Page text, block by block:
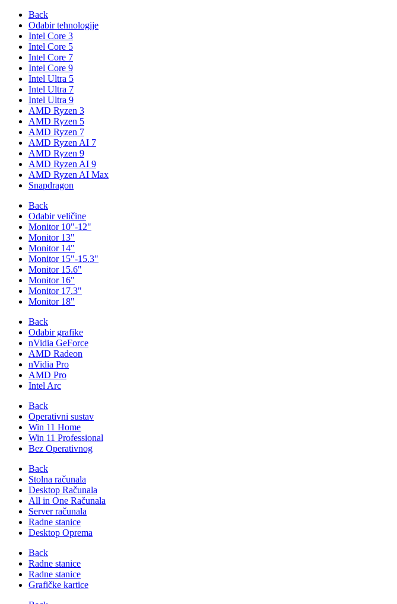
Back
Odabir tehnologije
Intel Core 3
Intel Core 5
Intel Core 7
Intel Core 9
Intel Ultra 5
Intel Ultra 7
Intel Ultra 9
AMD Ryzen 3
AMD Ryzen 5
AMD Ryzen 7
AMD Ryzen AI 7
AMD Ryzen 9
AMD Ryzen AI 9
AMD Ryzen AI Max
Snapdragon
Back
Odabir veličine
Monitor 10"-12"
Monitor 13"
Monitor 14"
Monitor 15"-15.3"
Monitor 15.6"
Monitor 16"
Monitor 17.3"
Monitor 18"
Back
Odabir grafike
nVidia GeForce
AMD Radeon
nVidia Pro
AMD Pro
Intel Arc
Back
Operativni sustav
Win 11 Home
Win 11 Professional
Bez Operativnog
Back
Stolna računala
Desktop Računala
All in One Računala
Server računala
Radne stanice
Desktop Oprema
Back
Radne stanice
Radne stanice
Grafičke kartice